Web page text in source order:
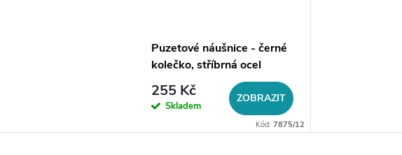
Puzetové náušnice - černé
kolečko, stříbrná ocel
255 Kč
Skladem
ZOBRAZIT
Kód: 7875/12